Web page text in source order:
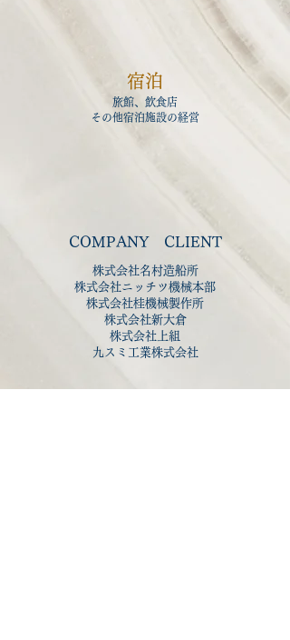
宿泊
旅館、飲食店
その他宿泊施設の経営
COMPANY CLIENT
株式会社名村造船所
株式会社ニッチツ機械本部
株式会社桂機械製作所
株式会社新大倉
​株式会社上組
九スミ工業株式会社